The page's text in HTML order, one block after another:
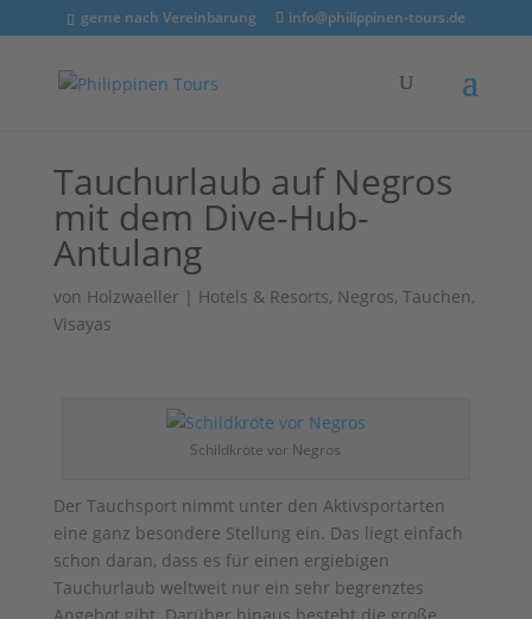
gerne nach Vereinbarung info@philippinen-tours.de
Tauchurlaub auf Negros
mit dem Dive-Hub-
Antulang
von Holzwaeller | Hotels & Resorts, Negros, Tauchen,
Visayas
Schildkröte vor Negros
Der Tauchsport nimmt unter den Aktivsportarten
eine ganz besondere Stellung ein. Das liegt einfach
schon daran, dass es für einen ergiebigen
Tauchurlaub weltweit nur ein sehr begrenztes